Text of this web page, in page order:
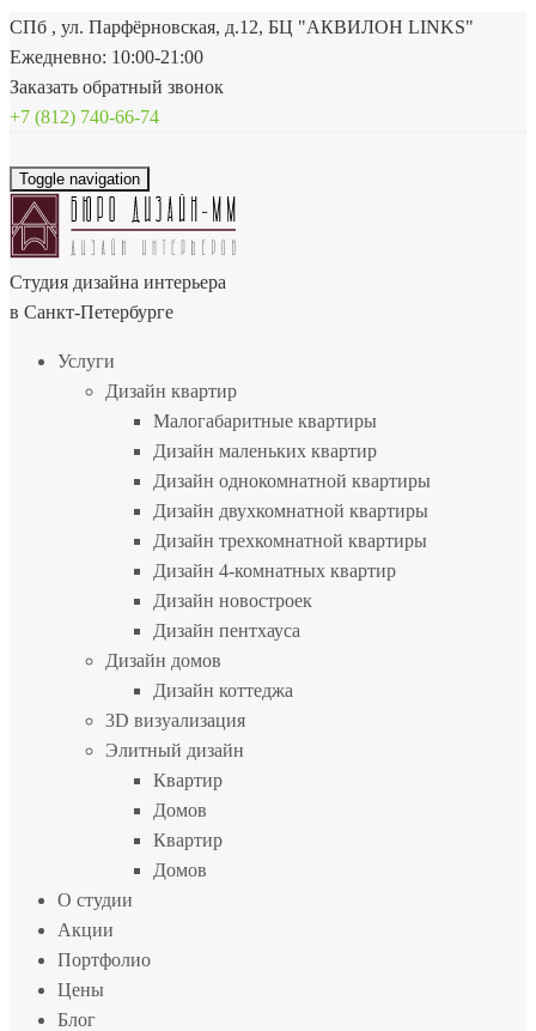
СПб , ул. Парфёрновская, д.12, БЦ "АКВИЛОН LINKS"
Ежедневно: 10:00-21:00
Заказать обратный звонок
+7 (812) 740-66-74
Toggle navigation
Студия дизайна интерьера
в Санкт-Петербурге
Услуги
Дизайн квартир
Малогабаритные квартиры
Дизайн маленьких квартир
Дизайн однокомнатной квартиры
Дизайн двухкомнатной квартиры
Дизайн трехкомнатной квартиры
Дизайн 4-комнатных квартир
Дизайн новостроек
Дизайн пентхауса
Дизайн домов
Дизайн коттеджа
3D визуализация
Элитный дизайн
Квартир
Домов
Квартир
Домов
О студии
Акции
Портфолио
Цены
Блог